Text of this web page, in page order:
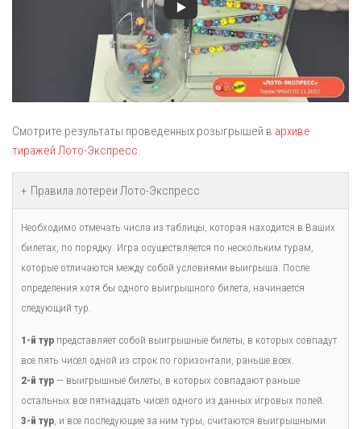
Смотрите результаты проведенных розыгрышей в архиве
тиражей Лото-Экспресс.
Правила лотереи Лото-Экспресс
Необходимо отмечать числа из таблицы, которая находится в Ваших
билетах, по порядку. Игра осуществляется по нескольким турам,
которые отличаются между собой условиями выигрыша. После
определения хотя бы одного выигрышного билета, начинается
следующий тур.
1-й тур представляет собой выигрышные билеты, в которых совпадут
все пять чисел одной из строк по горизонтали, раньше всех.
2-й тур — выигрышные билеты, в которых совпадают раньше
остальных все пятнадцать чисел одного из данных игровых полей.
3-й тур, и все последующие за ним туры, считаются выигрышными